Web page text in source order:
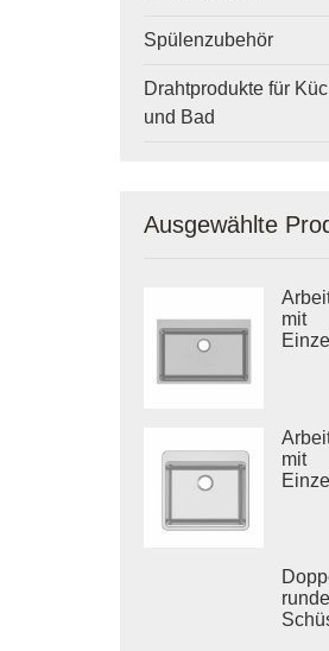
Spülenzubehör
Drahtprodukte für
und Bad
Ausgewählte
mit
mit
runde